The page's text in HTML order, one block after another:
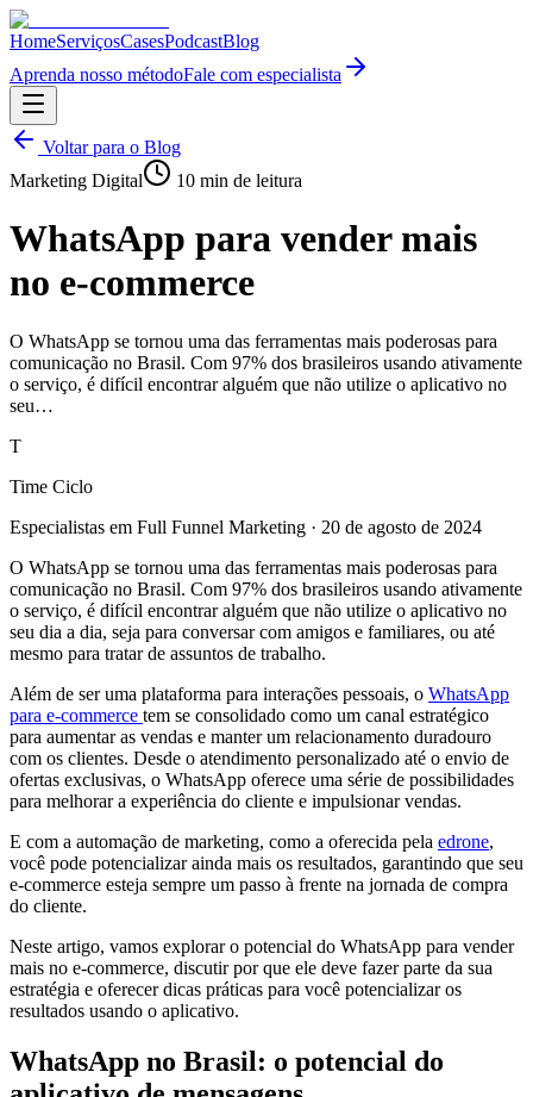
HomeServiçosCasesPodcastBlog
Aprenda nosso métodoFale com especialista
Voltar para o Blog
Marketing Digital
10 min de leitura
WhatsApp para vender mais
no e-commerce
O WhatsApp se tornou uma das ferramentas mais poderosas para
comunicação no Brasil. Com 97% dos brasileiros usando ativamente
o serviço, é difícil encontrar alguém que não utilize o aplicativo no
seu…
T
Time Ciclo
Especialistas em Full Funnel Marketing · 20 de agosto de 2024
O WhatsApp se tornou uma das ferramentas mais poderosas para
comunicação no Brasil. Com 97% dos brasileiros usando ativamente
o serviço, é difícil encontrar alguém que não utilize o aplicativo no
seu dia a dia, seja para conversar com amigos e familiares, ou até
mesmo para tratar de assuntos de trabalho.
Além de ser uma plataforma para interações pessoais, o WhatsApp
para e-commerce tem se consolidado como um canal estratégico
para aumentar as vendas e manter um relacionamento duradouro
com os clientes. Desde o atendimento personalizado até o envio de
ofertas exclusivas, o WhatsApp oferece uma série de possibilidades
para melhorar a experiência do cliente e impulsionar vendas.
E com a automação de marketing, como a oferecida pela edrone,
você pode potencializar ainda mais os resultados, garantindo que seu
e-commerce esteja sempre um passo à frente na jornada de compra
do cliente.
Neste artigo, vamos explorar o potencial do WhatsApp para vender
mais no e-commerce, discutir por que ele deve fazer parte da sua
estratégia e oferecer dicas práticas para você potencializar os
resultados usando o aplicativo.
WhatsApp no Brasil: o potencial do